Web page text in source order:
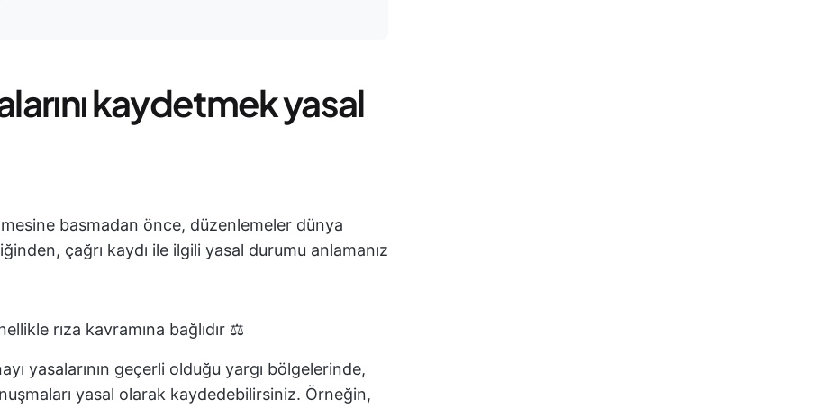
kaydetmek yasal
basmadan önce, düzenlemeler dünya
çağrı kaydı ile ilgili yasal durumu anlamanız
rıza kavramına bağlıdır ⚖️
yasalarının geçerli olduğu yargı bölgelerinde,
yasal olarak kaydedebilirsiniz. Örneğin,